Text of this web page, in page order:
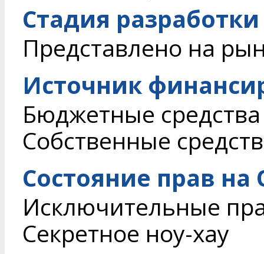
Стадия разработки
Представлено на
Источник
Бюджетные средства
Собственные
Состояние прав на
Исключительные
Секретное ноу-хау